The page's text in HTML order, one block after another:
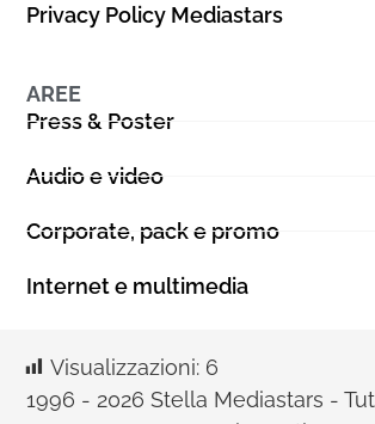
Privacy Policy Mediastars
AREE
Press & Poster
Audio e video
Corporate, pack e promo
Internet e multimedia
Visualizzazioni: 6
1996 - 2026 Stella Mediastars -